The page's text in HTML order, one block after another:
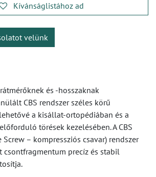
Kívánságlistához ad
velünk
és -hosszaknak
CBS rendszer széles körű
a kisállat-ortopédiában és a
törések kezelésében. A CBS
Screw – kompressziós csavar) rendszer
csontfragmentum precíz és stabil